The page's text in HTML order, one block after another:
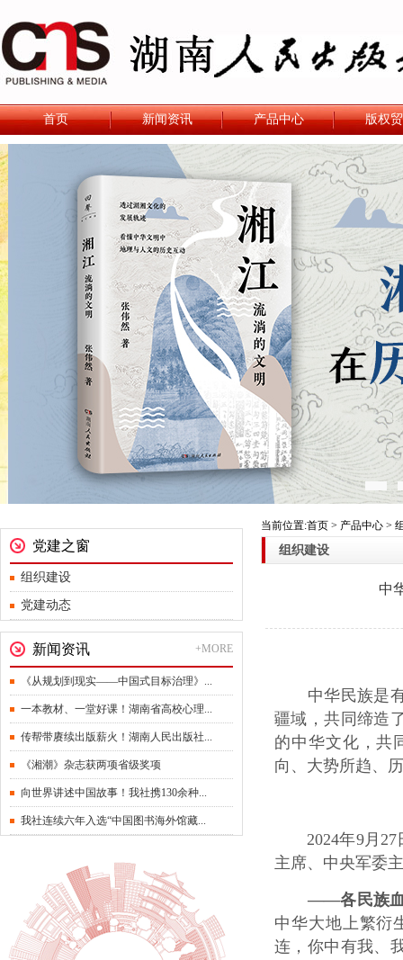
首页 新闻资讯 产品中心 版权
党建之窗
组织建设
党建动态
新闻资讯 +MORE
《从规划到现实——中国式目标治理》...
一本教材、一堂好课！湖南省高校心理...
传帮带赓续出版薪火！湖南人民出版社...
《湘潮》杂志获两项省级奖项
向世界讲述中国故事！我社携130余种...
我社连续六年入选“中国图书海外馆藏...
当前位置:首页 > 产品中心 >
组织建设
中
中华民族是有
疆域，共同缔造
的中华文化，共
向、大势所趋、
2024年9月
主席、中央军委
——各民族血
中华大地上繁衍
连，你中有我、